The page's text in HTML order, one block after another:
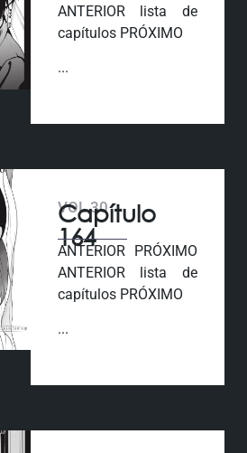
ANTERIOR lista de
capítulos PRÓXIMO
...
VOL 30
Capítulo
164
ANTERIOR PRÓXIMO
ANTERIOR lista de
capítulos PRÓXIMO
...